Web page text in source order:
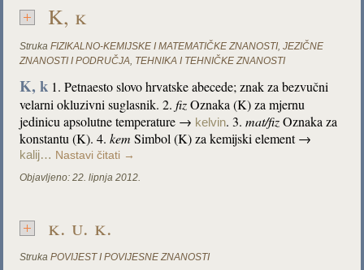
K, k
Struka FIZIKALNO-KEMIJSKE I MATEMATIČKE ZNANOSTI,JEZIČNE
ZNANOSTI I PODRUČJA, TEHNIKA I TEHNIČKE ZNANOSTI
K, k 1. Petnaesto slovo hrvatske abecede; znak za bezvučni
velarni okluzivni suglasnik. 2.fizOznaka (K) za mjernu
jedinicu apsolutne temperature → kelvin. 3.mat/fizOznaka za
konstantu (K). 4.kem Simbol (K) za kemijski element →
kalij… Nastavi čitati →
Objavljeno: 22. lipnja 2012.
k. u. k.
Struka POVIJEST I POVIJESNE ZNANOSTI